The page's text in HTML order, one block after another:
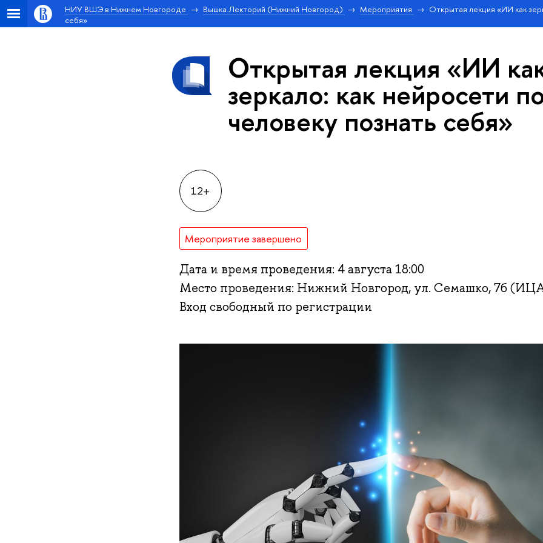
НИУ ВШЭ в Нижнем Новгороде ышка.Лекторий (Нижний Новгород) Мероприятия
Открытая лекция «ИИ как
себя»
Открытая лекция «ИИ
зеркало: как нейросети
человеку познать себя»
12+
Мероприятие завершено
Дата и время проведения: 4 августа 18:00
Место проведения: Нижний Новгород, ул. Семашко, 7б
ход свободный по регистрации